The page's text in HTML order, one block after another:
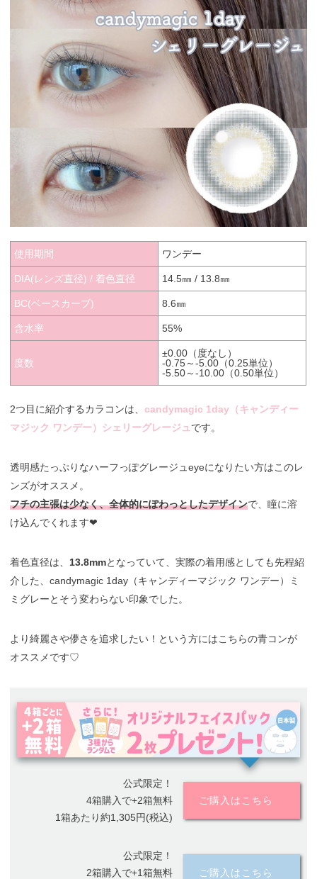
使用期間 ワンデー
DIA(レンズ直径) / 着色直径 14.5㎜ / 13.8㎜
BC(ベースカーブ) 8.6㎜
含水率 55%
度数
±0.00（度なし）
-0.75～-5.00（0.25単位）
-5.50～-10.00（0.50単位）
2つ目に紹介するカラコンは、candymagic 1day（キャンディー
マジック ワンデー）シェリーグレージュ です。
透明感たっぷりなハーフっぽグレージュeyeになりたい方はこのレ
ンズがオススメ。
フチの主張は少なく、全体的にぽわっとしたデザインで、瞳に溶
け込んでくれます❤︎
着色直径は、 13.8mmとなっていて、実際の着用感としても先程紹
介した、candymagic 1day（キャンディーマジック ワンデー）ミ
ミグレーとそう変わらない印象でした。
より綺麗さや儚さを追求したい！という方にはこちらの青コンが
オススメです♡
公式限定！
4箱購入で+2箱無料
1箱あたり約1,305円(税込)
ご購入はこちら
公式限定！
2箱購入で+1箱無料
ご購入はこちら